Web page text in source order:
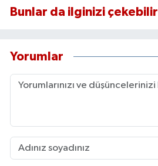
Bunlar da ilginizi çekebilir
Yorumlar